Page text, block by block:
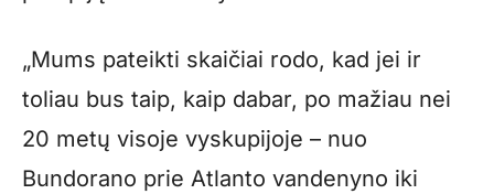
„Mums pateikti skaičiai rodo, kad jei ir
toliau bus taip, kaip dabar, po mažiau nei
20 metų visoje vyskupijoje – nuo
Bundorano prie Atlanto vandenyno iki